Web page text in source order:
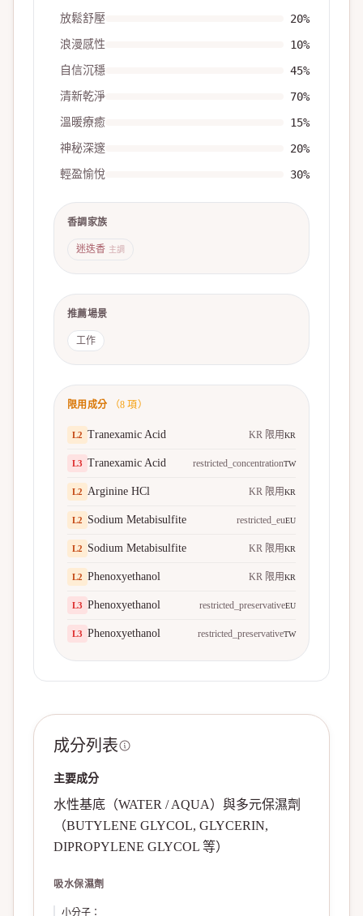
放鬆舒壓 20%
浪漫感性 10%
自信沉穩 45%
清新乾淨 70%
溫暖療癒 15%
神秘深邃 20%
輕盈愉悅 30%
香調家族
迷迭香 主調
推薦場景
工作
限用成分 （8 項）
L2 Tranexamic Acid KR 限用KR
L3 Tranexamic Acid restricted_concentrationTW
L2 Arginine HCl KR 限用KR
L2 Sodium Metabisulfite restricted_euEU
L2 Sodium Metabisulfite KR 限用KR
L2 Phenoxyethanol KR 限用KR
L3 Phenoxyethanol restricted_preservativeEU
L3 Phenoxyethanol restricted_preservativeTW
成分列表
主要成分
水性基底（WATER / AQUA）與多元保濕劑
（BUTYLENE GLYCOL, GLYCERIN,
DIPROPYLENE GLYCOL 等）
吸水保濕劑
小分子 ：